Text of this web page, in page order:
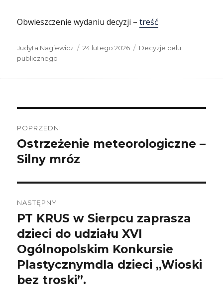
Obwieszczenie wydaniu decyzji –treść
Autor
Judyta Nagiewicz
Data
24 lutego 2026 Kategorie
Decyzje celu
publicznego
wpisu
POPRZEDNI
Poprzedni
wpis:
Ostrzeżenie meteorologiczne –
Silny mróz
NASTĘPNY
Następny
wpis:
PT KRUS w Sierpcu zaprasza
dzieci do udziału XVI
Ogólnopolskim Konkursie
Plastycznymdla dzieci „Wioski
bez troski”.